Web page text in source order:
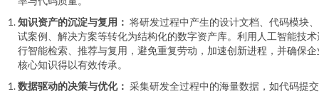
知识资产的沉淀与复用： 将研发过程中产生的设计文档、代码模块
试案例、解决方案等转化为结构化的数字资产库。利用人工智能技术
行智能检索、推荐与复用，避免重复劳动，加速创新进程，并确保企
核心知识得以有效传承。
数据驱动的决策与优化： 采集研发全过程中的海量数据，如代码提